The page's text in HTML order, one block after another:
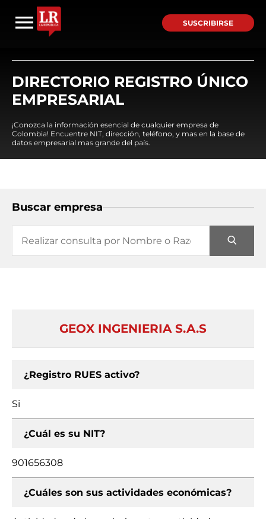
SUSCRIBIRSE
DIRECTORIO REGISTRO ÚNICO
EMPRESARIAL
¡Conozca la información esencial de cualquier empresa de
Colombia! Encuentre NIT, dirección, teléfono, y mas en la base de
datos empresarial mas grande del país.
Buscar empresa
GEOX INGENIERIA S.A.S
¿Registro RUES activo?
Si
¿Cuál es su NIT?
901656308
¿Cuáles son sus actividades económicas?